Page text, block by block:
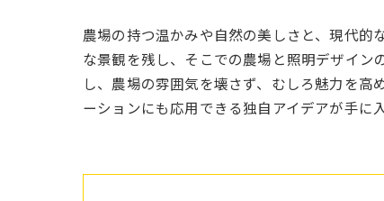
農場の持つ温かみや自然の美しさと、現代
な景観を残し、そこでの農場と照明デザイ
し、農場の雰囲気を壊さず、むしろ魅力を
ーションにも応用できる独自アイデアが手に